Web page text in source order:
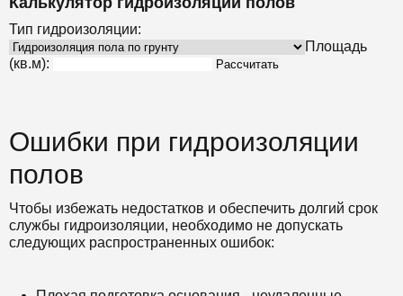
Тип гидроизоляции:
Площадь
(кв.м):
Рассчитать
Ошибки при гидроизоляции
полов
Чтобы избежать недостатков и обеспечить долгий срок
службы гидроизоляции, необходимо не допускать
следующих распространенных ошибок: